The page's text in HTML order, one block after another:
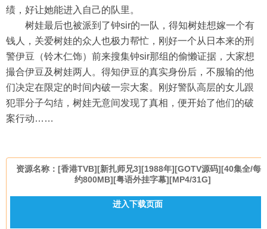
绩，好让她能进入自己的队里。
树娃最后也被派到了钟sir的一队，得知树娃想嫁一个有
钱人，关爱树娃的众人也极力帮忙，刚好一个从日本来的刑
警伊豆（铃木仁饰）前来搜集钟sir那组的偷懒证据，大家想
撮合伊豆及树娃两人。得知伊豆的真实身份后，不服输的他
们决定在限定的时间内破一宗大案。刚好警队高层的女儿跟
犯罪分子勾结，树娃无意间发现了真相，便开始了他们的破
案行动……
资源名称：[香港TVB][新扎师兄3][1988年][GOTV源码][40集全/每
约800MB][粤语外挂字幕][MP4/31G]
进入下载页面